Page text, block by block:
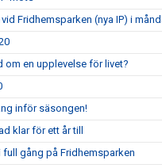
Fridhemsparken (nya IP) i
om en upplevelse för livet?
inför säsongen!
klar för ett år till
full gång på Fridhemsparken